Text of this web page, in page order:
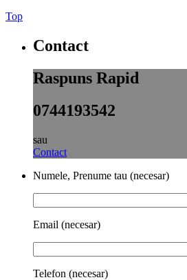
Top
Contact
Raspuns Rapid
0744193542
sau
Contact
Numele, Prenume tau (necesar)
Email (necesar)
Telefon (necesar)